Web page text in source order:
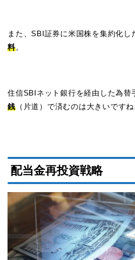
また、SBI証券に米国株を集約化し
料。
住信SBIネット銀行を経由した為替
銭（片道）で済むのは大きいですね
配当金再投資戦略